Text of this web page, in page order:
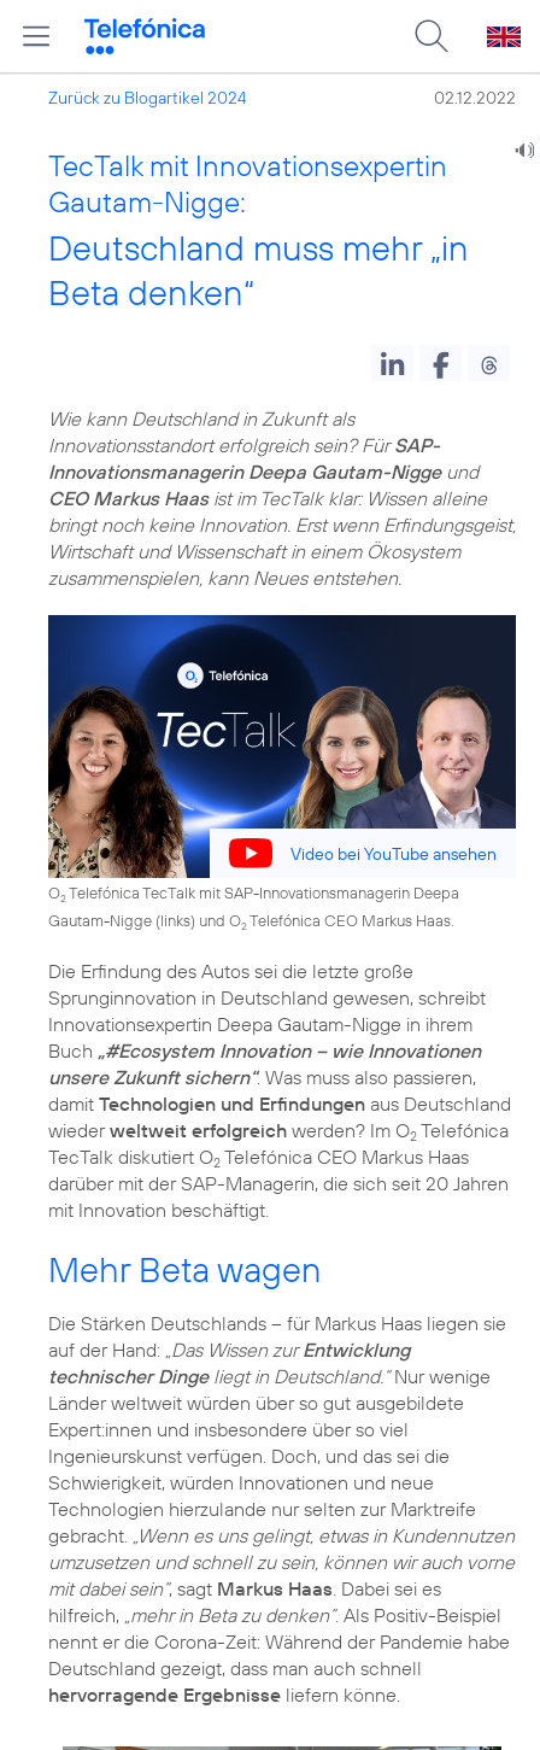
Zurück zu Blogartikel 2024 02.12.2022
TecTalk mit Innovationsexpertin
Gautam-Nigge:
Deutschland muss mehr „in
Beta denken“
Wie kann Deutschland in Zukunft als
Innovationsstandort erfolgreich sein? FürSAP-
Innovationsmanagerin Deepa Gautam-Niggeund
CEO Markus Haasist im TecTalk klar: Wissen alleine
bringt noch keine Innovation. Erst wenn Erfindungsgeist,
Wirtschaft und Wissenschaft in einem Ökosystem
zusammenspielen, kann Neues entstehen.
Video bei YouTube ansehen
O2Telefónica TecTalk mit SAP-Innovationsmanagerin Deepa
Gautam-Nigge (links) und O2Telefónica CEO Markus Haas.
Die Erfindung des Autos sei die letzte große
Sprunginnovation in Deutschland gewesen, schreibt
Innovationsexpertin Deepa Gautam-Nigge in ihrem
Buch „#Ecosystem Innovation – wie Innovationen
unsere Zukunft sichern“. Was muss also passieren,
damit Technologien und Erfindungen aus Deutschland
wiederweltweit erfolgreich werden? Im O2 Telefónica
TecTalk diskutiert O2 Telefónica CEO Markus Haas
darüber mit der SAP-Managerin, die sich seit 20 Jahren
mit Innovation beschäftigt.
Mehr Beta wagen
Die Stärken Deutschlands – für Markus Haas liegen sie
auf der Hand: „Das Wissen zurEntwicklung
technischer Dingeliegt in Deutschland.“Nur wenige
Länder weltweit würden über so gut ausgebildete
Expert:innen und insbesondere über so viel
Ingenieurskunst verfügen. Doch, und das sei die
Schwierigkeit, würden Innovationen und neue
Technologien hierzulande nur selten zur Marktreife
gebracht. „Wenn es uns gelingt, etwas in Kundennutzen
umzusetzen und schnell zu sein, können wir auch vorne
mit dabei sein“, sagt Markus Haas. Dabei sei es
hilfreich, „mehr in Beta zu denken“. Als Positiv-Beispiel
nennt er die Corona-Zeit: Während der Pandemie habe
Deutschland gezeigt, dass man auch schnell
hervorragende Ergebnisse liefern könne.